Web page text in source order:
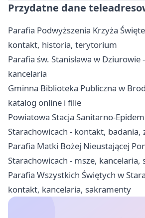
Przydatne dane
Parafia Podwyższenia Krzyża
kontakt, historia, terytorium
Parafia św. Stanisława w
kancelaria
Gminna Biblioteka Publiczna w
katalog online i filie
Powiatowa Stacja Sanitarno-
Starachowicach - kontakt, badania,
Parafia Matki Bożej Nieustającej
Starachowicach - msze, kancelaria,
Parafia Wszystkich Świętych w
kontakt, kancelaria, sakramenty